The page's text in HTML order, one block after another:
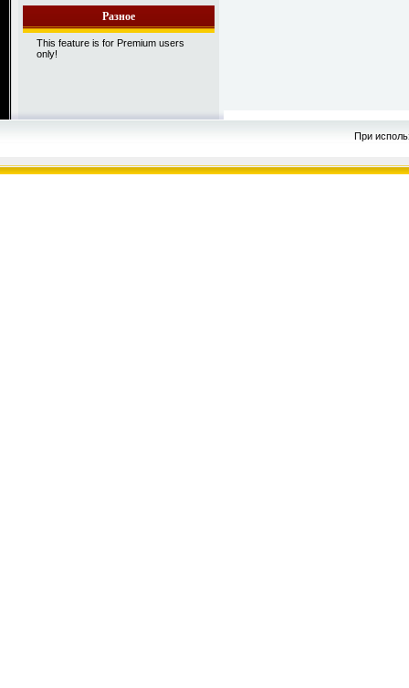
Разное
This feature is for Premium users
only!
При